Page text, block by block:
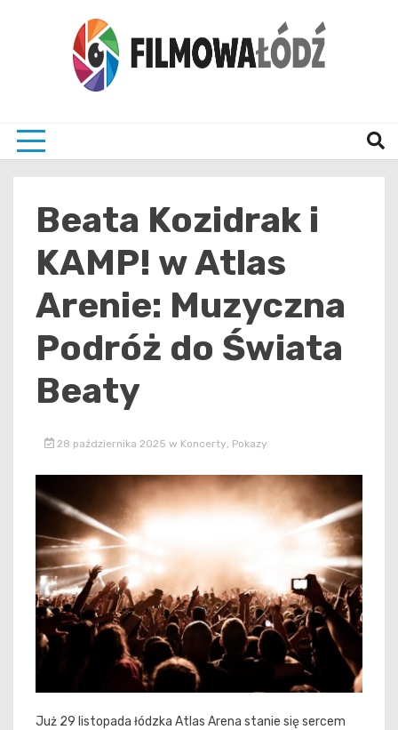
Beata Kozidrak i
KAMP! w Atlas
Arenie: Muzyczna
Podróż do Świata
Beaty
28 października 2025 w Koncerty Pokazy
Już 29 listopada łódzka Atlas Arena stanie się sercem